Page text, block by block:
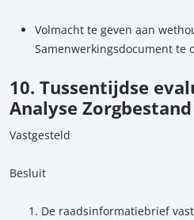
Volmacht te geven aan
Samenwerkingsdocument te
10. Tussentijdse
Analyse
Vastgesteld
Besluit
De raadsinformatiebrief